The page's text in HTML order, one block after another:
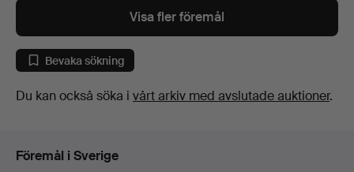
föremål
Visa fler föremål
Bevaka sökning
Du kan också söka i vårt arkiv med avslutade auktioner.
Föremål i Sverige